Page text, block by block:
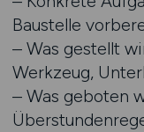
Baustelle
– Was gestellt
Werkzeug,
– Was geboten